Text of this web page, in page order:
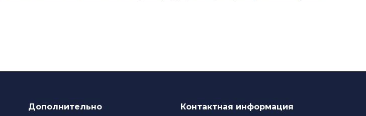
Дополнительно Контактная информация